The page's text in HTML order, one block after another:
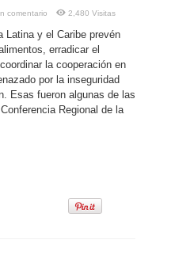
comentario 2,480 Visitas
Latina y el Caribe prevén
erradicar el
la cooperación en
por la inseguridad
Esas fueron algunas de las
Regional de la